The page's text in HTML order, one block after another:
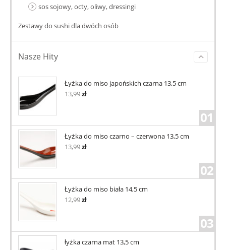
sos sojowy, octy, oliwy, dressingi
Zestawy do sushi dla dwóch osób
Nasze Hity
Łyżka do miso japońskich czarna 13,5 cm
13,99zł
01
Łyżka do miso czarno – czerwona 13,5 cm
13,99zł
02
Łyżka do miso biała 14,5 cm
12,99zł
03
łyżka czarna mat 13,5 cm